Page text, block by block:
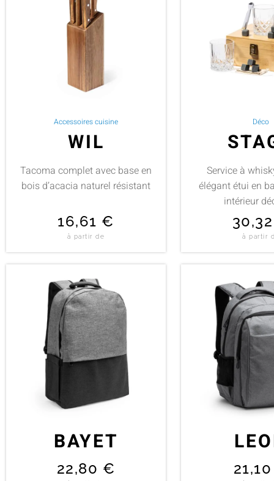
Accessoires cuisine
WIL
Tacoma complet avec base en
bois d’acacia naturel résistant
16,61 €
à partir de
Déco
Service à
élégant étui en
intérieur
à partir
BAYET
22,80 €